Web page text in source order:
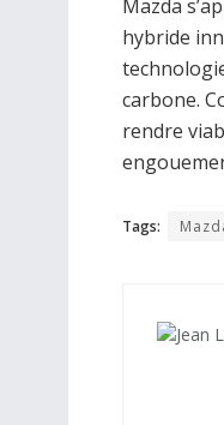
Mazda
hybride
carbone.
rendre
Tags: